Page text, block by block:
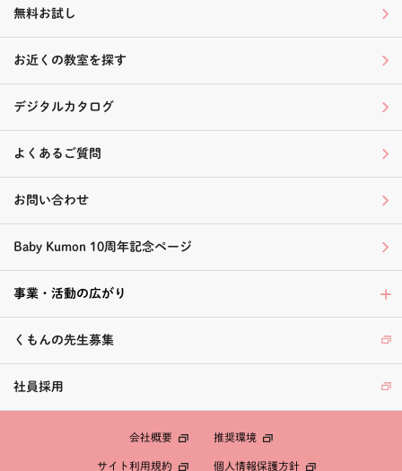
無料お試し
お近くの教室を探す
デジタルカタログ
よくあるご質問
お問い合わせ
Baby Kumon 10周年記念ページ
事業・活動の広がり
くもんの先生募集
社員採用
会社概要 推奨環境
サイト利用規約 個人情報保護方針